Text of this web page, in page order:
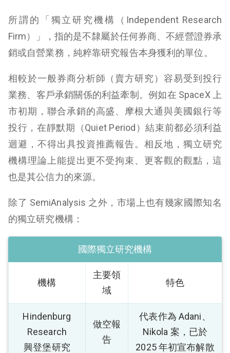
所謂的「獨立研究機構（Independent Research
Firm）」，指的是不隸屬於任何券商、不經營證券承
銷或自營業務，純粹靠研究報告本身獲利的單位。
相較於一般券商分析師（賣方研究）容易受到投行
業務、客戶承銷關係的利益牽制。例如在 SpaceX 上
市初期，聯合承銷的高盛、摩根大通與美國銀行等
投行，在靜默期（Quiet Period）結束前都必須利益
迴避，不得出具投資推薦報告。相反地，獨立研究
機構理論上能提出更不受拘束、更客觀的觀點，這
也是其公信力的來源。
除了 SemiAnalysis 之外，市場上也有幾家國際知名
的獨立研究機構：
國際獨立研究機構
機構
主要領
域
特色
Hindenburg
Research
興登堡研究
做空報
告
代表作為 Adani、
Nikola 案，已於
2025 年初宣布解散